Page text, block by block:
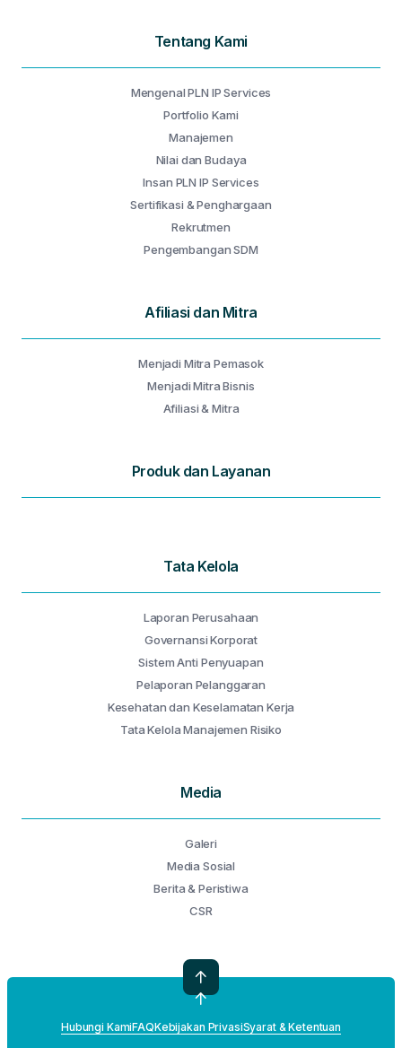
Tentang Kami
Mengenal PLN IP Services
Portfolio Kami
Manajemen
Nilai dan Budaya
Insan PLN IP Services
Sertifikasi & Penghargaan
Rekrutmen
Pengembangan SDM
Afiliasi dan Mitra
Menjadi Mitra Pemasok
Menjadi Mitra Bisnis
Afiliasi & Mitra
Produk dan Layanan
Tata Kelola
Laporan Perusahaan
Governansi Korporat
Sistem Anti Penyuapan
Pelaporan Pelanggaran
Kesehatan dan Keselamatan Kerja
Tata Kelola Manajemen Risiko
Media
Galeri
Media Sosial
Berita & Peristiwa
CSR
Hubungi KamiFAQKebijakan PrivasiSyarat & Ketentuan